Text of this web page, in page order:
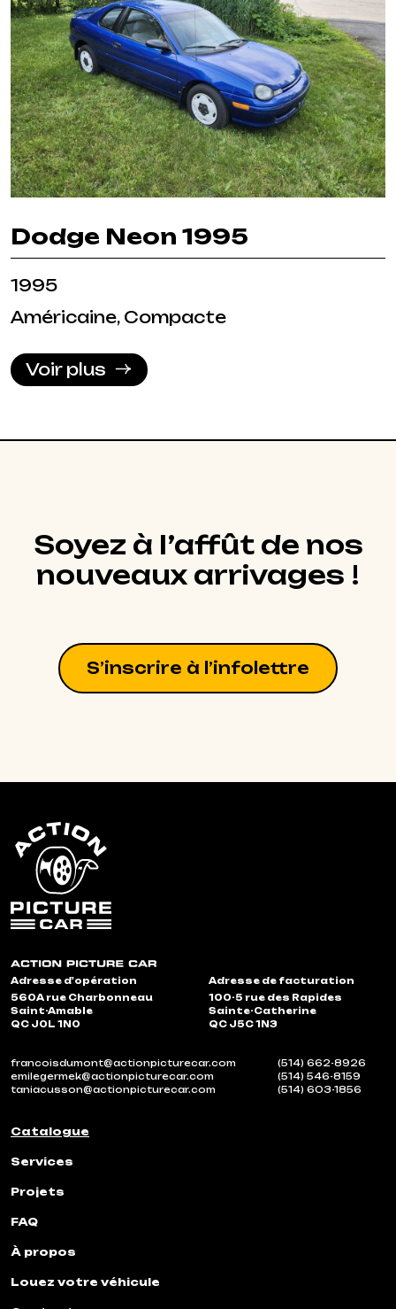
Dodge Neon 1995
1995
Américaine, Compacte
Voir plus
Soyez à l’affût de nos
nouveaux arrivages !
S’inscrire à l’infolettre
Adresse d'opération
560A rue Charbonneau
Saint-Amable
QC J0L 1N0
Adresse de facturation
100-5 rue des Rapides
Sainte-Catherine
QC J5C 1N3
francoisdumont@actionpicturecar.com
(514) 662-8926
emilegermek@actionpicturecar.com
(514) 546-8159
taniacusson@actionpicturecar.com
(514) 603-1856
Catalogue
Services
Projets
FAQ
À propos
Louez votre véhicule